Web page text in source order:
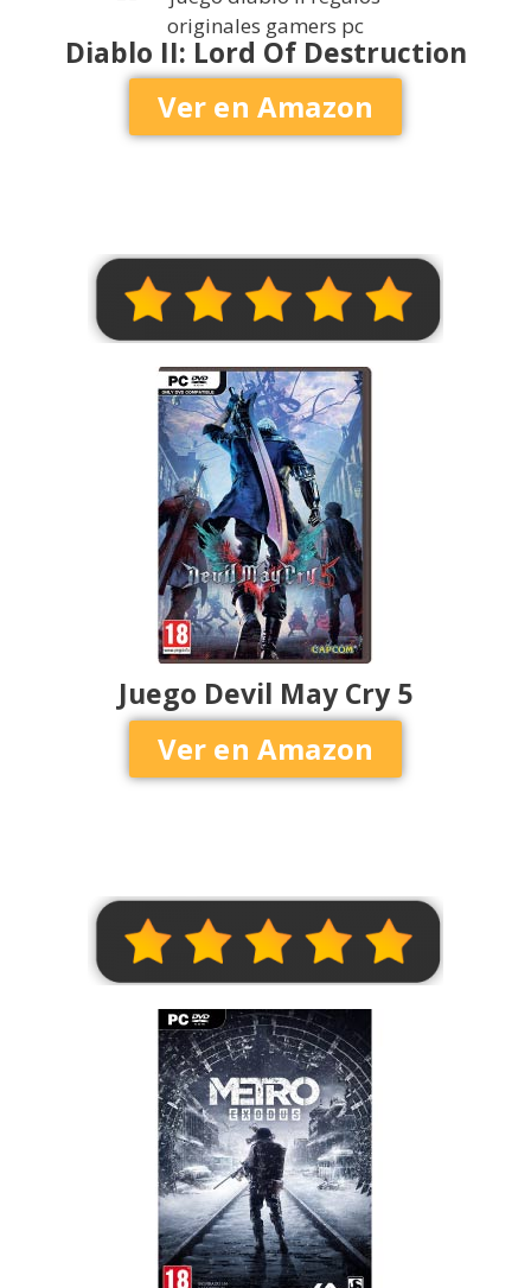
Diablo II: Lord Of Destruction
Ver en Amazon
Juego Devil May Cry 5
Ver en Amazon